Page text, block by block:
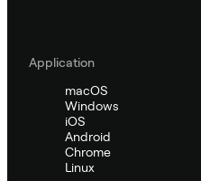
Application
macOS
Windows
iOS
Android
Chrome
Linux